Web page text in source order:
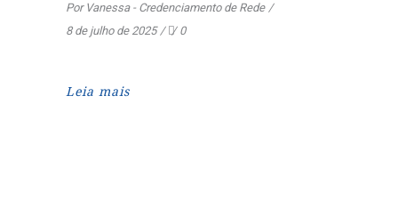
Por Vanessa - Credenciamento de Rede
8 de julho de 2025
0
Leia mais